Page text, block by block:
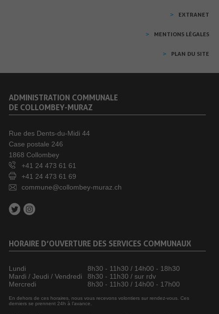
EXTRANET
MENTIONS LÉGALES
PLAN DU SITE
ADMINISTRATION COMMUNALE
DE COLLOMBEY-MURAZ
Rue des Dents-du-Midi 44
Case postale 246
1868 Collombey
+41 24 473 61 61
+41 24 473 61 69
commune@collombey-muraz.ch
HORAIRE D’OUVERTURE DES SERVICES COMMUNAUX
Lundi
8h30 - 11h30 / 14h00 - 18h30
Mardi / Jeudi / Vendredi
8h30 - 11h30 / sur rdv
Mercredi
8h30 - 11h30 / 14h00 - 17h00
En dehors de ces horaires, nous vous recevons volontiers sur rendez-vous. Ces
derniers se prennent 24h à l’avance.